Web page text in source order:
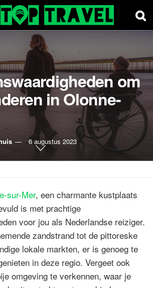
om
in Olonne-
6 augustus 2023
sur-Mer, een charmante kustplaats
is met prachtige
voor jou als Nederlandse reiziger.
zandstrand tot de pittoreske
lokale markten, er is genoeg te
in deze regio. Vergeet ook
omgeving te verkennen, waar je